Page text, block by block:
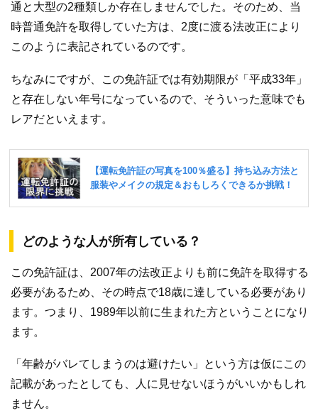
通と大型の2種類しか存在しませんでした。そのため、当
時普通免許を取得していた方は、2度に渡る法改正により
このように表記されているのです。
ちなみにですが、この免許証では有効期限が「平成33年」
と存在しない年号になっているので、そういった意味でも
レアだといえます。
どのような人が所有している？
この免許証は、2007年の法改正よりも前に免許を取得する
必要があるため、その時点で18歳に達している必要があり
ます。つまり、1989年以前に生まれた方ということになり
ます。
「年齢がバレてしまうのは避けたい」という方は仮にこの
記載があったとしても、人に見せないほうがいいかもしれ
ません。